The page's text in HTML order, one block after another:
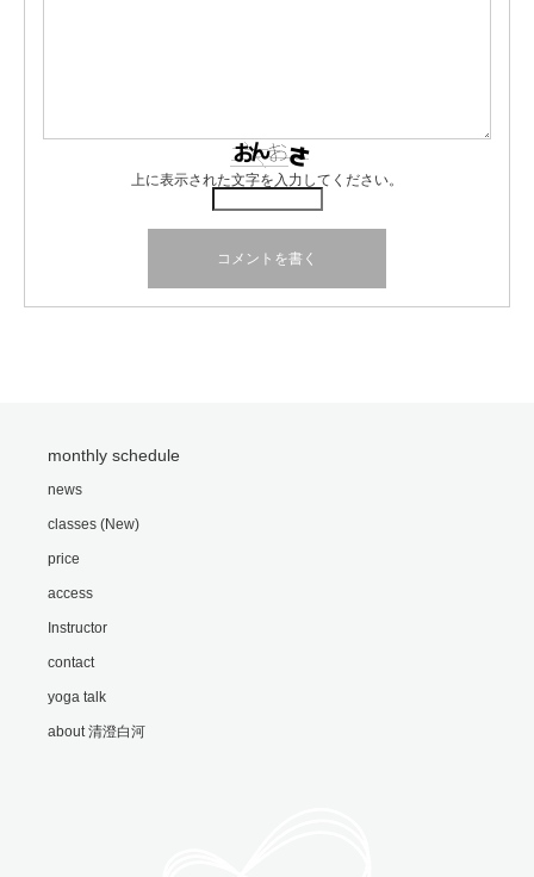
上に表示された文字を入力してください。
monthly schedule
news
classes (New)
price
access
Instructor
contact
yoga talk
about 清澄白河